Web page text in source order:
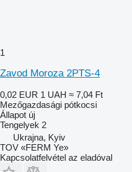
1
Zavod Moroza 2PTS-4
0,02 EUR 1 UAH ≈ 7,04 Ft
Mezőgazdasági pótkocsi
Állapot új
Tengelyek 2
Ukrajna, Kyiv
TOV «FERM Ye»
Kapcsolatfelvétel az eladóval